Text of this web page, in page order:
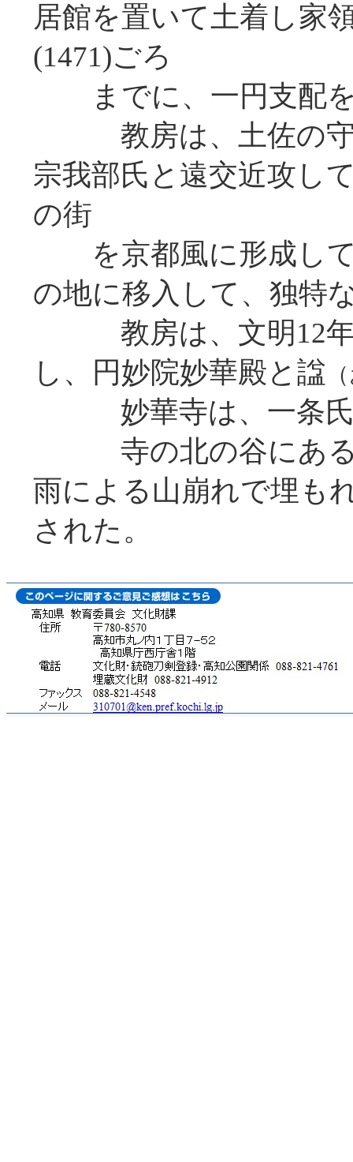
居館を置いて土着し家
(1471)ごろ
までに、一円支配を
教房は、土佐の守
宗我部氏と遠交近攻し
の街
を京都風に形成して
の地に移入して、独特
教房は、文明12年
し、円妙院妙華殿と諡
妙華寺は、一条氏
寺の北の谷にある
雨による山崩れで埋も
された。